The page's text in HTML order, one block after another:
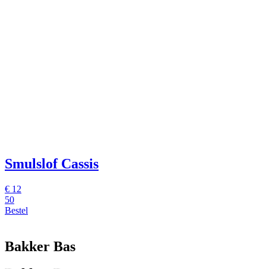
Smulslof Cassis
€ 12
50
Bestel
Bakker Bas